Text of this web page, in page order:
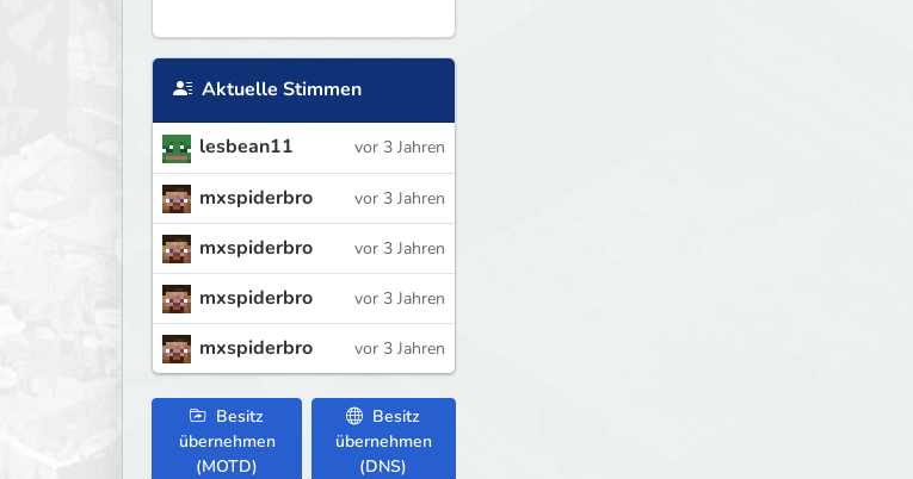
Aktuelle Stimmen
lesbean11 vor 3 Jahren
mxspiderbro vor 3 Jahren
mxspiderbro vor 3 Jahren
mxspiderbro vor 3 Jahren
mxspiderbro vor 3 Jahren
Besitz
übernehmen
(MOTD)
Besitz
übernehmen
(DNS)